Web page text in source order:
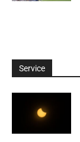
Service